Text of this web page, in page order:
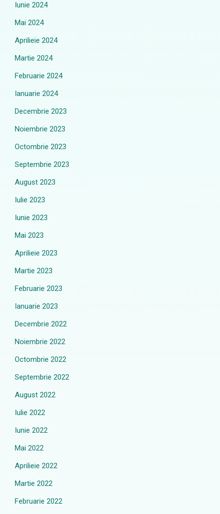
Iunie 2024
Mai 2024
Aprilieie 2024
Martie 2024
Februarie 2024
Ianuarie 2024
Decembrie 2023
Noiembrie 2023
Octombrie 2023
Septembrie 2023
August 2023
Iulie 2023
Iunie 2023
Mai 2023
Aprilieie 2023
Martie 2023
Februarie 2023
Ianuarie 2023
Decembrie 2022
Noiembrie 2022
Octombrie 2022
Septembrie 2022
August 2022
Iulie 2022
Iunie 2022
Mai 2022
Aprilieie 2022
Martie 2022
Februarie 2022